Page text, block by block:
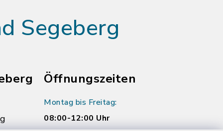
Segeberg
Öffnungszeiten
Montag bis Freitag:
08:00-12:00 Uhr